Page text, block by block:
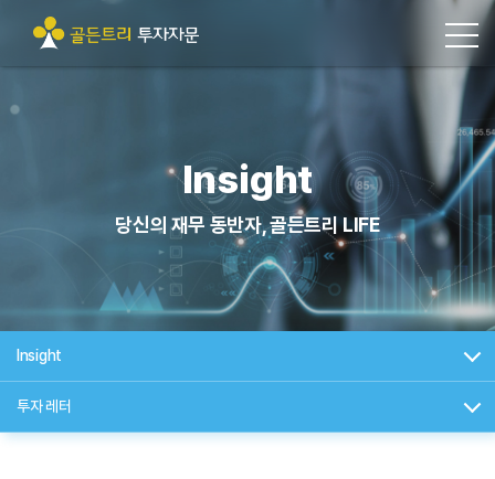
Insight
당신의 재무 동반자, 골든트리 LIFE
Insight
투자 레터